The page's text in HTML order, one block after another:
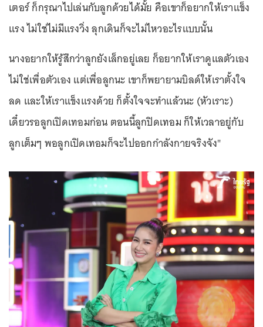
เตอร์ ก็กรุณาไปเล่นกับลูกด้วยได้มั้ย คือเขาก็อยากให้เราแข็ง
แรง ไม่ใช่ไม่มีแรงวิ่ง ลุกเดินก็จะไม่ไหวอะไรแบบนั้น
นางอยากให้รู้สึกว่าลูกยังเล็กอยู่เลย ก็อยากให้เราดูแลตัวเอง
ไม่ใช่เพื่อตัวเอง แต่เพื่อลูกนะ เขาก็พยายามบิลด์ให้เราตั้งใจ
ลด และให้เราแข็งแรงด้วย ก็ตั้งใจจะทำแล้วนะ (หัวเราะ)
เดี๋ยวรอลูกเปิดเทอมก่อน ตอนนี้ลูกปิดเทอม ก็ให้เวลาอยู่กับ
ลูกเต็มๆ พอลูกเปิดเทอมก็จะไปออกกำลังกายจริงจัง"